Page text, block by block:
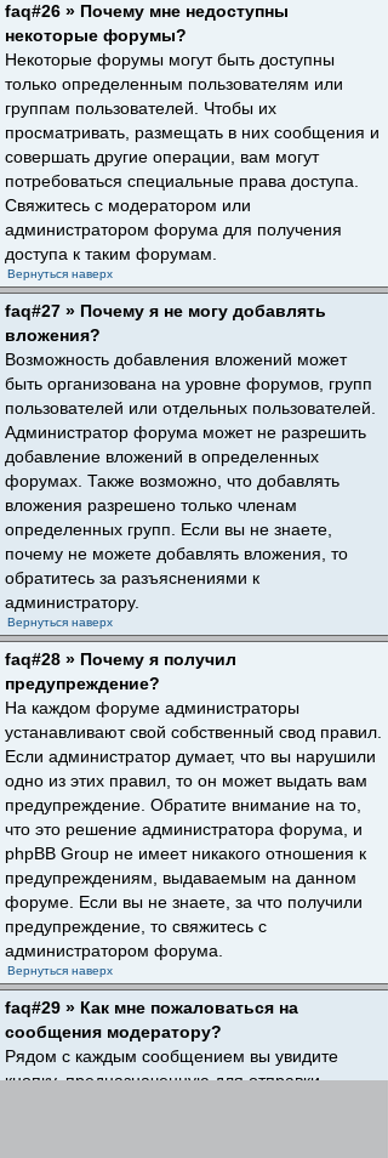
faq#26 » Почему мне недоступны
некоторые форумы?
Некоторые форумы могут быть доступны
только определенным пользователям или
группам пользователей. Чтобы их
просматривать, размещать в них сообщения и
совершать другие операции, вам могут
потребоваться специальные права доступа.
Свяжитесь с модератором или
администратором форума для получения
доступа к таким форумам.
Вернуться наверх
faq#27 » Почему я не могу добавлять
вложения?
Возможность добавления вложений может
быть организована на уровне форумов, групп
пользователей или отдельных пользователей.
Администратор форума может не разрешить
добавление вложений в определенных
форумах. Также возможно, что добавлять
вложения разрешено только членам
определенных групп. Если вы не знаете,
почему не можете добавлять вложения, то
обратитесь за разъяснениями к
администратору.
Вернуться наверх
faq#28 » Почему я получил
предупреждение?
На каждом форуме администраторы
устанавливают свой собственный свод правил.
Если администратор думает, что вы нарушили
одно из этих правил, то он может выдать вам
предупреждение. Обратите внимание на то,
что это решение администратора форума, и
phpBB Group не имеет никакого отношения к
предупреждениям, выдаваемым на данном
форуме. Если вы не знаете, за что получили
предупреждение, то свяжитесь с
администратором форума.
Вернуться наверх
faq#29 » Как мне пожаловаться на
сообщения модератору?
Рядом с каждым сообщением вы увидите
кнопку, предназначенную для отправки